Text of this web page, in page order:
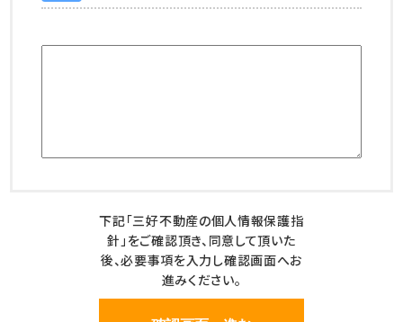
下記「三好不動産の個人情報保護指
針」をご確認頂き、同意して頂いた
後、必要事項を入力し確認画面へお
進みください。